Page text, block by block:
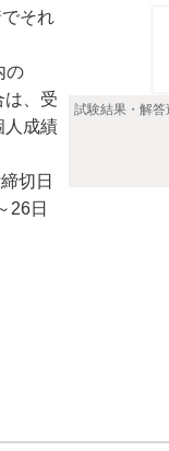
試験結果・解答
それ
の
は、受
人成績
切日
26日